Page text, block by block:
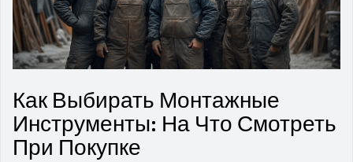
Как Выбирать Монтажные
Инструменты: На Что Смотреть
При Покупке